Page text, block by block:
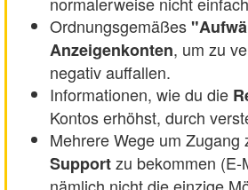
Ordnungsgemäßes
Anzeigenkonten, um zu
negativ auffallen.
Informationen, wie du die
Kontos erhöhst, durch
Mehrere Wege um Zugang
Supportzu bekommen